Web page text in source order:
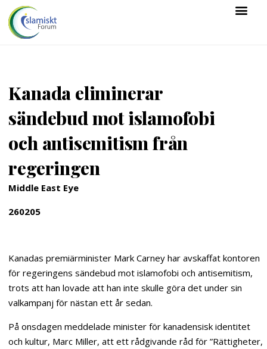
Kanada eliminerar
sändebud mot islamofobi
och antisemitism från
regeringen
Middle East Eye
260205
Kanadas premiärminister Mark Carney har avskaffat kontoren
för regeringens sändebud mot islamofobi och antisemitism,
trots att han lovade att han inte skulle göra det under sin
valkampanj för nästan ett år sedan.
På onsdagen meddelade minister för kanadensisk identitet
och kultur, Marc Miller, att ett rådgivande råd för ”Rättigheter,